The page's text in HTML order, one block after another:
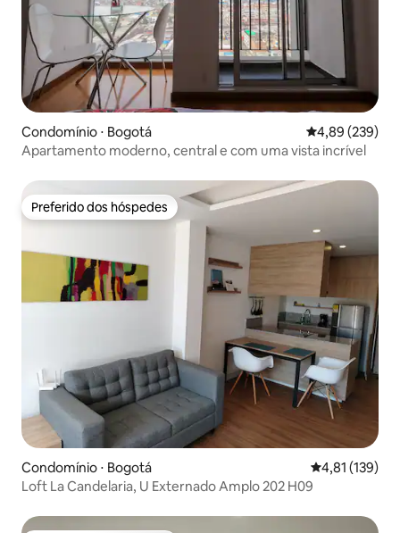
Condomínio ⋅ Bogotá 4,89 de uma
4,89 (239)
Apartamento moderno, central e com uma vista incrível
Preferido dos hóspedes
Preferido dos hóspedes
Condomínio ⋅ Bogotá 4,81 de uma
4,81 (139)
Loft La Candelaria, U Externado Amplo 202 H09